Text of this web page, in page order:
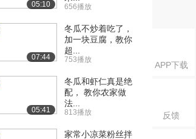
APP下载
反馈
05:10 656播放
07:44
冬瓜不炒着吃了，
加一块豆腐，教你
超...
753播放
05:41
冬瓜和虾仁真是绝
配， 教你农家做
法...
813播放
家常小凉菜粉丝拌